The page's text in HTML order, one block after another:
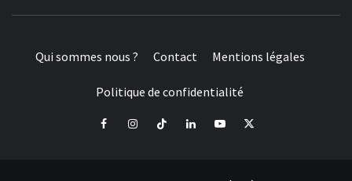
Qui sommes nous ? Contact Mentions légales
Politique de confidentialité
FacebookInstagramTiktok LinkedInYoutube
X